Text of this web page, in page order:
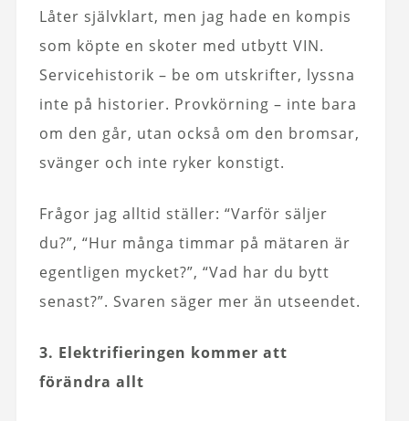
Låter självklart, men jag hade en kompis
som köpte en skoter med utbytt VIN.
Servicehistorik – be om utskrifter, lyssna
inte på historier. Provkörning – inte bara
om den går, utan också om den bromsar,
svänger och inte ryker konstigt.
Frågor jag alltid ställer: “Varför säljer
du?”, “Hur många timmar på mätaren är
egentligen mycket?”, “Vad har du bytt
senast?”. Svaren säger mer än utseendet.
3. Elektrifieringen kommer att
förändra allt